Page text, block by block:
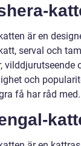
är en
serval och
vilddjurutseende
och
få har råd med.